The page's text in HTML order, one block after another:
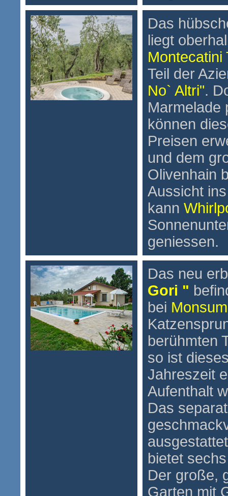
Das
liegt
Montecatini
Teil der
No` Altri".
Marmelade
können
Preisen
und dem
Olivenhain
Aussicht
kann
geniessen.
Das neu
Gori "
bei
berühmten
so ist
Jahreszeit
Aufenthalt
Das
bietet
Der große,
Garten mit